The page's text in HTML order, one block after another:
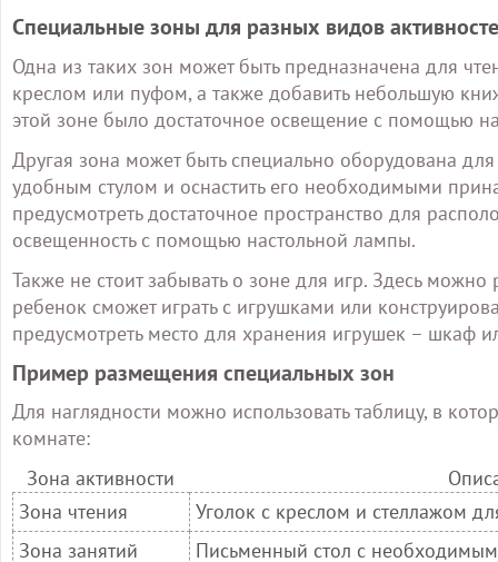
Специальные зоны для разных видов
Одна из таких зон может быть предназначена для
креслом или пуфом, а также добавить небольшую
этой зоне было достаточное освещение с помощью
Другая зона может быть специально оборудована
удобным стулом и оснастить его необходимыми
предусмотреть достаточное пространство для
освещенность с помощью настольной лампы.
Также не стоит забывать о зоне для игр. Здесь
ребенок сможет играть с игрушками или
предусмотреть место для хранения игрушек – шкаф
Пример размещения специальных зон
Для наглядности можно использовать таблицу, в
комнате:
Зона активности
Зона чтения
Уголок с креслом и стеллажом
Зона занятий
Письменный стол с